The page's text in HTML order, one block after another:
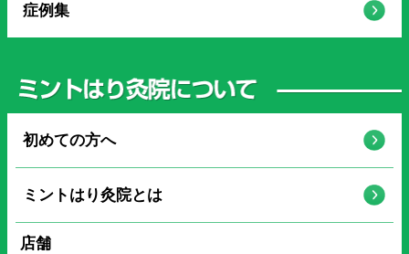
症例集
初めての方へ
ミントはり灸院とは
店舗